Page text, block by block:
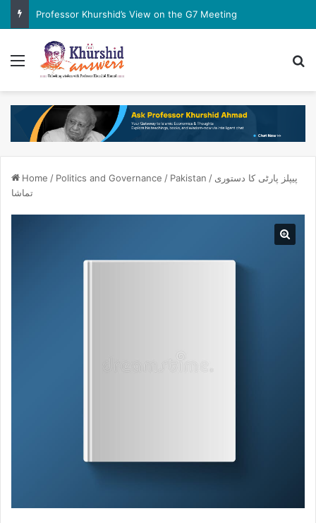
Professor Khurshid’s View on the G7 Meeting
Menu
Home / Politics and Governance / Pakistan / پیپلز پارٹی کا دستوری
تماشا